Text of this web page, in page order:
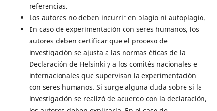
referencias.
Los autores no deben incurrir en plagio ni autoplagio.
En caso de experimentación con seres humanos, los
autores deben certificar que el proceso de
investigación se ajusta a las normas éticas de la
Declaración de Helsinki y a los comités nacionales e
internacionales que supervisan la experimentación
con seres humanos. Si surge alguna duda sobre si la
investigación se realizó de acuerdo con la declaración,